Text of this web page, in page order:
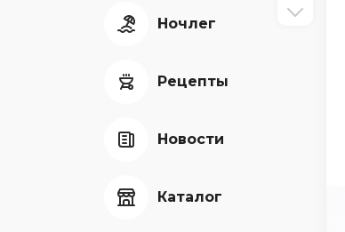
Ночлег
Рецепты
Новости
Каталог